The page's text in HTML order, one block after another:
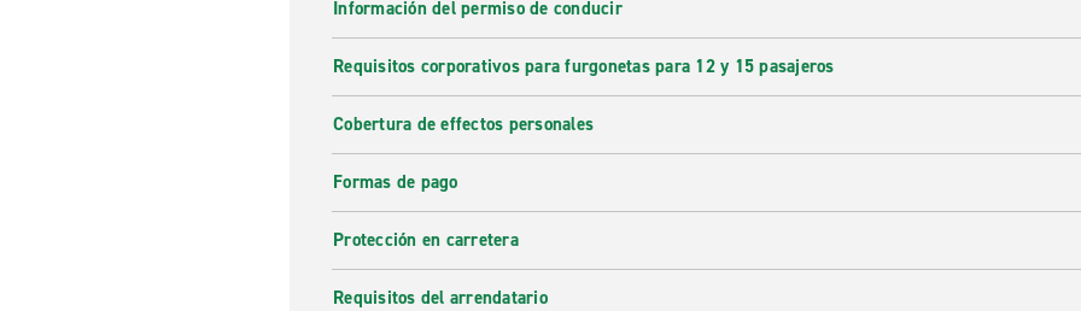
Información del permiso de conducir
Requisitos corporativos para furgonetas para 12 y 15 pasajeros
Cobertura de effectos personales
Formas de pago
Protección en carretera
Requisitos del arrendatario